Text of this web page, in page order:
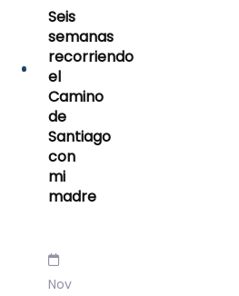
Seis
semanas
recorriendo
el
Camino
de
Santiago
con
mi
madre
Nov